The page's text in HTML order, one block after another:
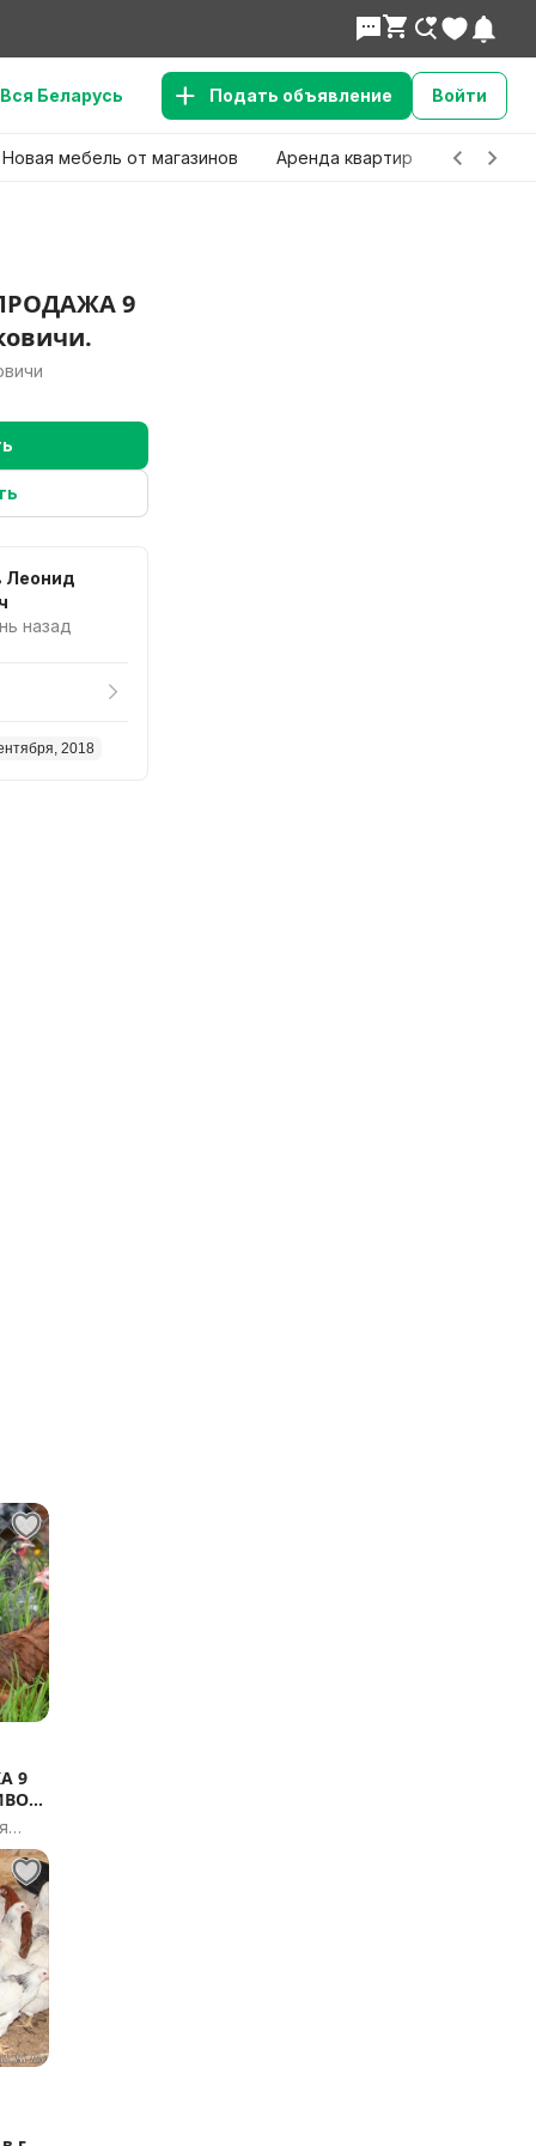
Вся Беларусь Подать объявление Войти
Новая мебель от магазинов Аренда квартир Детские
9
9
Леонид
назад
2018